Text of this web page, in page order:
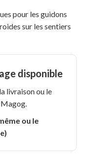
pour les guidons
sur les sentiers
disponible
livraison ou le
ou le